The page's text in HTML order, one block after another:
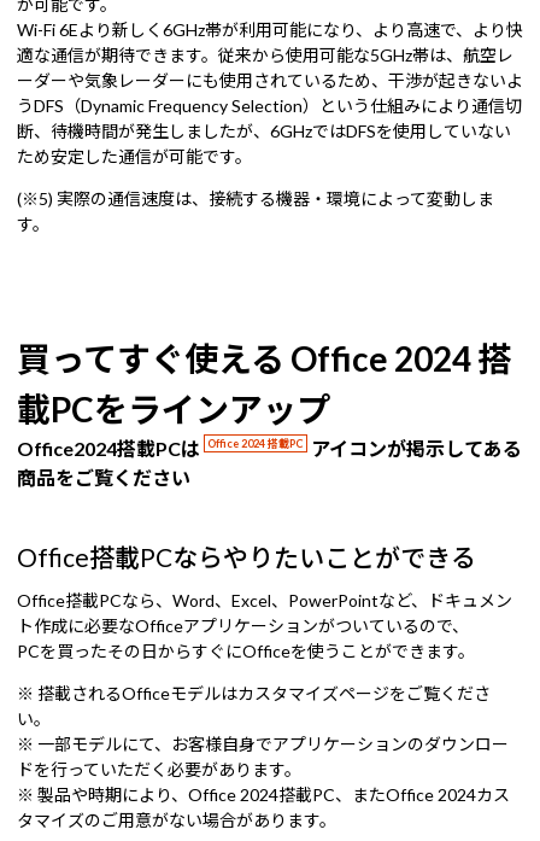
Wi-Fi 6Eより新しく6GHz帯が利用可能になり、より高速で、より快
適な通信が期待できます。従来から使用可能な5GHz帯は、航空レ
ーダーや気象レーダーにも使用されているため、干渉が起きないよ
うDFS（Dynamic Frequency Selection）という仕組みにより通信切
断、待機時間が発生しましたが、6GHzではDFSを使用していない
ため安定した通信が可能です。
(※5) 実際の通信速度は、接続する機器・環境によって変動しま
す。
買ってすぐ使える Office 2024 搭
載PCをラインアップ
Office2024搭載PCは Office 2024 搭載PC
アイコンが掲示してある
商品をご覧ください
Office搭載PCならやりたいことができる
Office搭載PCなら、Word、Excel、PowerPointなど、ドキュメン
ト作成に必要なOfficeアプリケーションがついているので、
PCを買ったその日からすぐにOfficeを使うことができます。
※ 搭載されるOfficeモデルはカスタマイズページをご覧くださ
い。
※ 一部モデルにて、お客様自身でアプリケーションのダウンロー
ドを行っていただく必要があります。
※ 製品や時期により、Office 2024搭載PC、またOffice 2024カス
タマイズのご用意がない場合があります。